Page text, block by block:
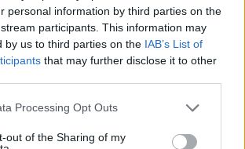
personal information by third parties on the
participants. This information may
by us to third parties on the IAB’s List of
that may further disclose it to other
Processing Opt Outs
out of the Sharing of my